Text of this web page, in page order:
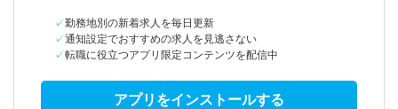
勤務地別の新着求人を毎日更新
通知設定でおすすめの求人を見逃さない
転職に役立つアプリ限定コンテンツを配信中
アプリをインストールする